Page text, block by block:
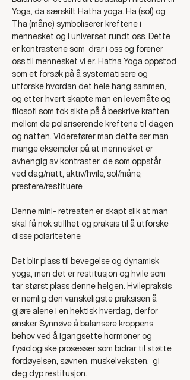
Yoga, da særskilt Hatha yoga. Ha (sol) og
Tha (måne) symboliserer kreftene i
mennesket og i universet rundt oss. Dette
er kontrastene som  drar i oss og forener
oss til mennesket vi er. Hatha Yoga oppstod
som et forsøk på å systematisere og
utforske hvordan det hele hang sammen,
og etter hvert skapte man en levemåte og
filosofi som tok sikte på å beskrive kraften
mellom de polariserende kreftene til dagen
og natten. Viderefører man dette ser man
mange eksempler på at mennesket er
avhengig av kontraster, de som oppstår
ved dag/natt, aktiv/hvile, sol/måne,
prestere/restituere.
Denne mini- retreaten er skapt slik at man
skal få nok stillhet og praksis til å utforske
disse polaritetene.
Det blir plass til bevegelse og dynamisk
yoga, men det er restitusjon og hvile som
tar størst plass denne helgen. Hvilepraksis
er nemlig den vanskeligste praksisen å
gjøre alene i en hektisk hverdag, derfor
ønsker Synnøve å balansere kroppens
behov ved å igangsette hormoner og
fysiologiske prosesser som bidrar til støtte
fordøyelsen, søvnen, muskelveksten,  gi
deg dyp restitusjon.